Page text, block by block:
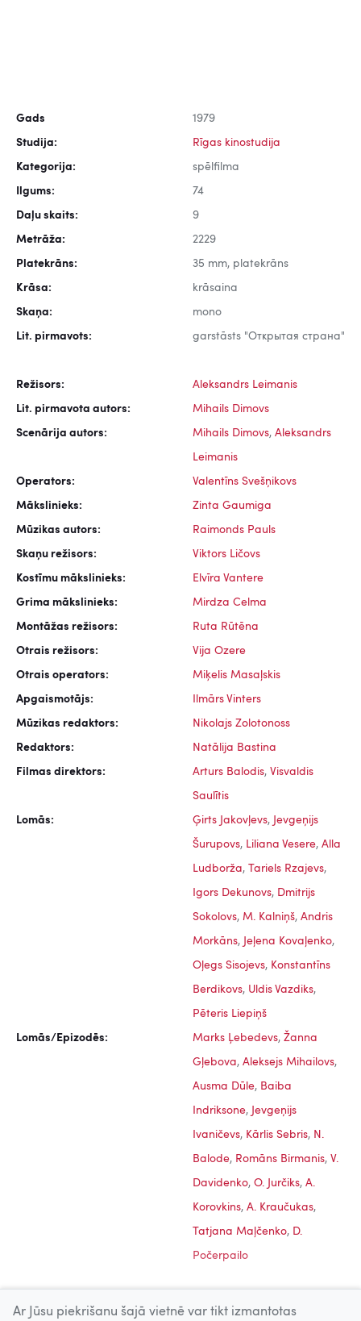
Gads 1979
Studija: Rīgas kinostudija
Kategorija: spēlfilma
Ilgums: 74
Daļu skaits: 9
Metrāža: 2229
Platekrāns: 35 mm, platekrāns
Krāsa: krāsaina
Skaņa: mono
Lit. pirmavots: garstāsts "Открытая страна"
Režisors: Aleksandrs Leimanis
Lit. pirmavota autors: Mihails Dimovs
Scenārija autors: Mihails Dimovs, Aleksandrs
Leimanis
Operators: Valentīns Svešņikovs
Mākslinieks: Zinta Gaumiga
Mūzikas autors: Raimonds Pauls
Skaņu režisors: Viktors Ličovs
Kostīmu mākslinieks: Elvīra Vantere
Grima mākslinieks: Mirdza Celma
Montāžas režisors: Ruta Rūtēna
Otrais režisors: Vija Ozere
Otrais operators: Miķelis Masaļskis
Apgaismotājs: Ilmārs Vinters
Mūzikas redaktors: Nikolajs Zolotonoss
Redaktors: Natālija Bastina
Filmas direktors: Arturs Balodis, Visvaldis
Saulītis
Lomās: Ģirts Jakovļevs, Jevgeņijs
Šurupovs, Liliana Vesere, Alla
Ludborža, Tariels Rzajevs,
Igors Dekunovs, Dmitrijs
Sokolovs, M. Kalniņš, Andris
Morkāns, Jeļena Kovaļenko,
Oļegs Sisojevs, Konstantīns
Berdikovs, Uldis Vazdiks,
Pēteris Liepiņš
Lomās/Epizodēs: Marks Ļebedevs, Žanna
Gļebova, Aleksejs Mihailovs,
Ausma Dūle, Baiba
Indriksone, Jevgeņijs
Ivaničevs, Kārlis Sebris, N.
Balode, Romāns Birmanis, V.
Davidenko, O. Jurčiks, A.
Korovkins, A. Kraučukas,
Tatjana Maļčenko, D.
Počerpailo
Ar Jūsu piekrišanu šajā vietnē var tikt izmantotas